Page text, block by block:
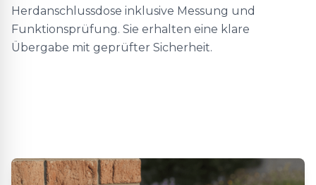
Herdanschlussdose inklusive Messung und
Funktionsprüfung. Sie erhalten eine klare
Übergabe mit geprüfter Sicherheit.